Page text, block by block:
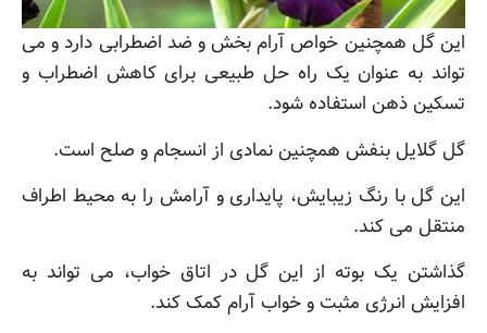
این گل همچنین خواص آرام بخش و ضد اضطرابی دارد و می
تواند به عنوان یک راه حل طبیعی برای کاهش اضطراب و
تسکین ذهن استفاده شود.
گل گلایل بنفش همچنین نمادی از انسجام و صلح است.
این گل با رنگ زیبایش، پایداری و آرامش را به محیط اطراف
منتقل می کند.
گذاشتن یک بوته از این گل در اتاق خواب، می تواند به
افزایش انرژی مثبت و خواب آرام کمک کند.